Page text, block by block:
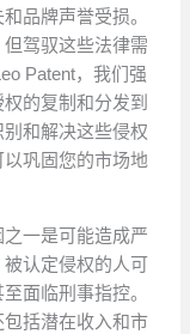
品牌声誉受损。
驾驭这些法律需
Patent，我们强
的复制和分发到
和解决这些侵权
巩固您的市场地
一是可能造成严
认定侵权的人可
面临刑事指控。
括潜在收入和市